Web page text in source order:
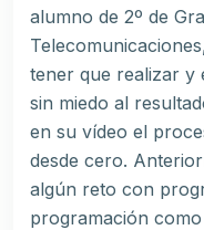
alumno de 2º de
tener que realizar y
sin miedo al
en su vídeo el
desde cero.
algún reto con
programación